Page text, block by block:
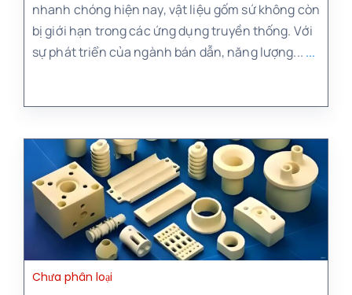
nhanh chóng hiện nay, vật liệu gốm sứ không còn
bị giới hạn trong các ứng dụng truyền thống. Với
sự phát triển của ngành bán dẫn, năng lượng... ...
Chưa phân loại